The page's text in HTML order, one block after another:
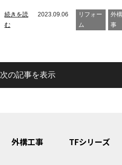
続きを読
む
2023.09.06
リフォー
ム
外
事
次の記事を表示
外構工事 TFシリーズ